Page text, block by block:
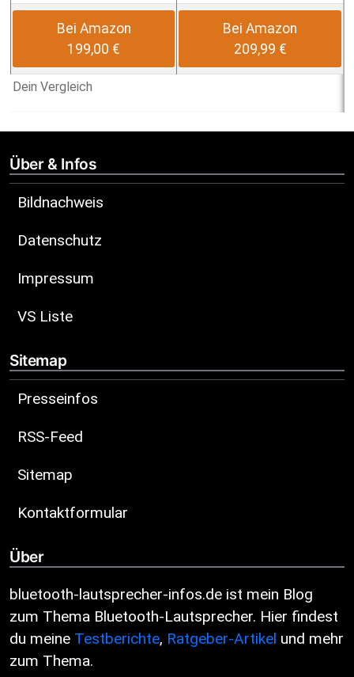
Dein Vergleich
Bei Amazon
199,00 €
Bei Amazon
209,99 €
Über & Infos
Bildnachweis
Datenschutz
Impressum
VS Liste
Sitemap
Presseinfos
RSS-Feed
Sitemap
Kontaktformular
Über
bluetooth-lautsprecher-infos.de ist mein Blog
zum Thema Bluetooth-Lautsprecher. Hier findest
du meine Testberichte, Ratgeber-Artikel und mehr
zum Thema.